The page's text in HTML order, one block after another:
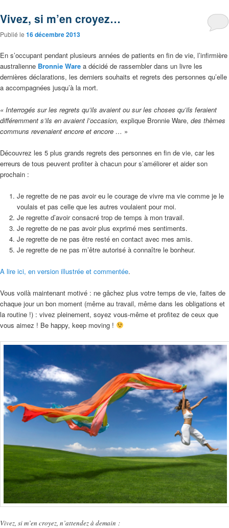
Vivez, si m’en croyez…
Publié le 16 décembre 2013
En s’occupant pendant plusieurs années de patients en fin de vie, l’infirmière
australienne Bronnie Ware a décidé de rassembler dans un livre les
dernières déclarations, les derniers souhaits et regrets des personnes qu’elle
a accompagnées jusqu’à la mort.
« Interrogés sur les regrets qu’ils avaient ou sur les choses qu’ils feraient
différemment s’ils en avaient l’occasion, explique Bronnie Ware, des thèmes
communs revenaient encore et encore … »
Découvrez les 5 plus grands regrets des personnes en fin de vie, car les
erreurs de tous peuvent profiter à chacun pour s’améliorer et aider son
prochain :
Je regrette de ne pas avoir eu le courage de vivre ma vie comme je le
voulais et pas celle que les autres voulaient pour moi.
Je regrette d’avoir consacré trop de temps à mon travail.
Je regrette de ne pas avoir plus exprimé mes sentiments.
Je regrette de ne pas être resté en contact avec mes amis.
Je regrette de ne pas m’être autorisé à connaître le bonheur.
A lire ici, en version illustrée et commentée.
Vous voilà maintenant motivé : ne gâchez plus votre temps de vie, faites de
chaque jour un bon moment (même au travail, même dans les obligations et
la routine !) : vivez pleinement, soyez vous-même et profitez de ceux que
vous aimez ! Be happy, keep moving !
Vivez, si m’en croyez, n’attendez à demain :